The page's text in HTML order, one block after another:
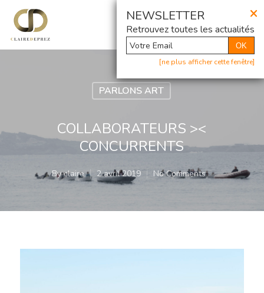
×
NEWSLETTER
Retrouvez toutes les actualités
OK
[ne plus afficher cette fenêtre]
@ Newsletter
PARLONS ART
COLLABORATEURS ><
CONCURRENTS
Byclaire 2 avril 2019 No Comments